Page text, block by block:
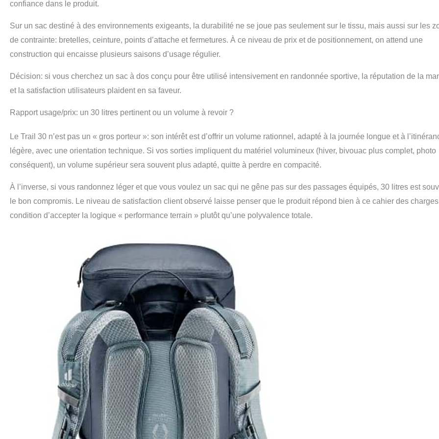
confiance dans le produit.
Sur un sac destiné à des environnements exigeants, la durabilité ne se joue pas seulement sur le tissu, mais aussi sur les
de contrainte: bretelles, ceinture, points d’attache et fermetures. À ce niveau de prix et de positionnement, on attend une
construction qui encaisse plusieurs saisons d’usage régulier.
Décision: si vous cherchez un sac à dos conçu pour être utilisé intensivement en randonnée sportive, la réputation de la
et la satisfaction utilisateurs plaident en sa faveur.
Rapport usage/prix: un 30 litres pertinent ou un volume à revoir ?
Le Trail 30 n’est pas un « gros porteur »: son intérêt est d’offrir un volume rationnel, adapté à la journée longue et à
légère, avec une orientation technique. Si vos sorties impliquent du matériel volumineux (hiver, bivouac plus complet, photo
conséquent), un volume supérieur sera souvent plus adapté, quitte à perdre en compacité.
À l’inverse, si vous randonnez léger et que vous voulez un sac qui ne gêne pas sur des passages équipés, 30 litres est
le bon compromis. Le niveau de satisfaction client observé laisse penser que le produit répond bien à ce cahier des
condition d’accepter la logique « performance terrain » plutôt qu’une polyvalence totale.